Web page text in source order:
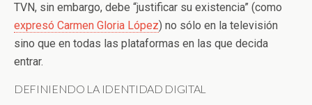
TVN, sin embargo, debe “justificar su existencia” (como
expresó Carmen Gloria López) no sólo en la televisión
sino que en todas las plataformas en las que decida
entrar.
DEFINIENDO LA IDENTIDAD DIGITAL